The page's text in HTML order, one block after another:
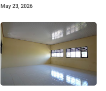
Udang di Kebumen
May 23, 2026